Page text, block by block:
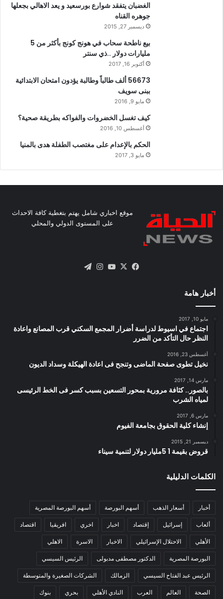
الغضبان يتفقد شوارع بورسعيد و يعد الاهالي بجعلها
جوهره القناه
ديسمبر 27, 2015
بيع ناطحة سحاب في هونج كونج بأكثر من 5
مليارات دولار ..ذي سنتر
أكتوبر 16, 2017
56673 ألف طالباً وطالبة يؤدون امتحان الابتدائية
ببنى سويف
مايو 9, 2016
كيف تغسل الخضروات والفواكه بطريقة صحية؟
أغسطس 10, 2016
الحكم بالإعدام على مغتصب الطفلة هدى بالمنيا
مايو 3, 2017
موقع اخباري شامل يهتم بتغطية كافة الاحداث
على المستوى الدولي والمحلي
فيسبوك
X يوتيوبانستقرام
أخبار هامة
مايو 10, 2017
اجتماع في اسيوط لدراسة أضرار المجمع السكني قرب المصانع واعادة
النظر حال التأكد من الضرر
أغسطس 23, 2016
نخيل تطوى صفحة الماضى وتنجح فى اعادة الهيكلة وسداد الديون
مارس 14, 2017
بالصور.. كثافة مرورية بمحور التسعين بسبب كسر فى الخط الرئيسى
لمياه الشرب
مارس 6, 2017
إنشاء كلية الحقوق بجامعة الفيوم
ديسمبر 21, 2015
قروض بقيمة 1 5مليار دولار لتنمية سيناء
الكلمات الدليلية
أخبار أسعار الذهب أسهم البورصة أسهم البورصة المصرية
ألعاب إسرائيل إقتصاد اخبار اخري افريقيا اقتصاد
الأهلي الاحتلال الإسرائيلي الاخبار الاسرة الاهلي
البورصة المصرية الدكتور مصطفى مدبولى الرئيس السيسي
الرئيس عبد الفتاح السيسي الزمالك الشركات الصغيرة والمتوسطة
الصحة العالم العرب النادي الأهلي بحري بنوك